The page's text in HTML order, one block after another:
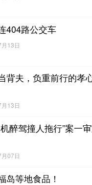
404路公交车
13日
背夫，负重前行的孝
13日
醉驾撞人拖行”案一
07日
岛等地食品！